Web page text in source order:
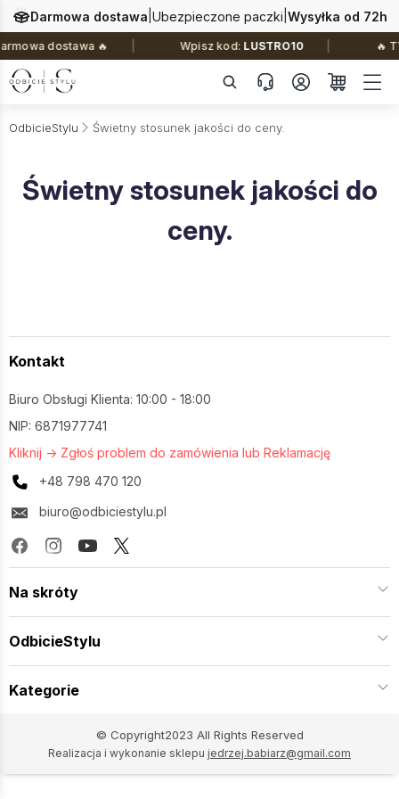
Darmowa dostawa Ubezpieczone paczki Wysyłka od 72h
dostawa 🔥 Wpisz kod: LUSTRO10 🔥
OdbicieStylu Świetny stosunek jakości do ceny.
Świetny stosunek jakości do
ceny.
Na skróty
OdbicieStylu
Kategorie
Kontakt
Biuro Obsługi Klienta: 10:00 - 18:00
NIP: 6871977741
Kliknij -> Zgłoś problem do zamówienia lub Reklamację
+48 798 470 120
biuro@odbiciestylu.pl
© Copyright2023 All Rights Reserved
Realizacja i wykonanie sklepu jedrzej.babiarz@gmail.com